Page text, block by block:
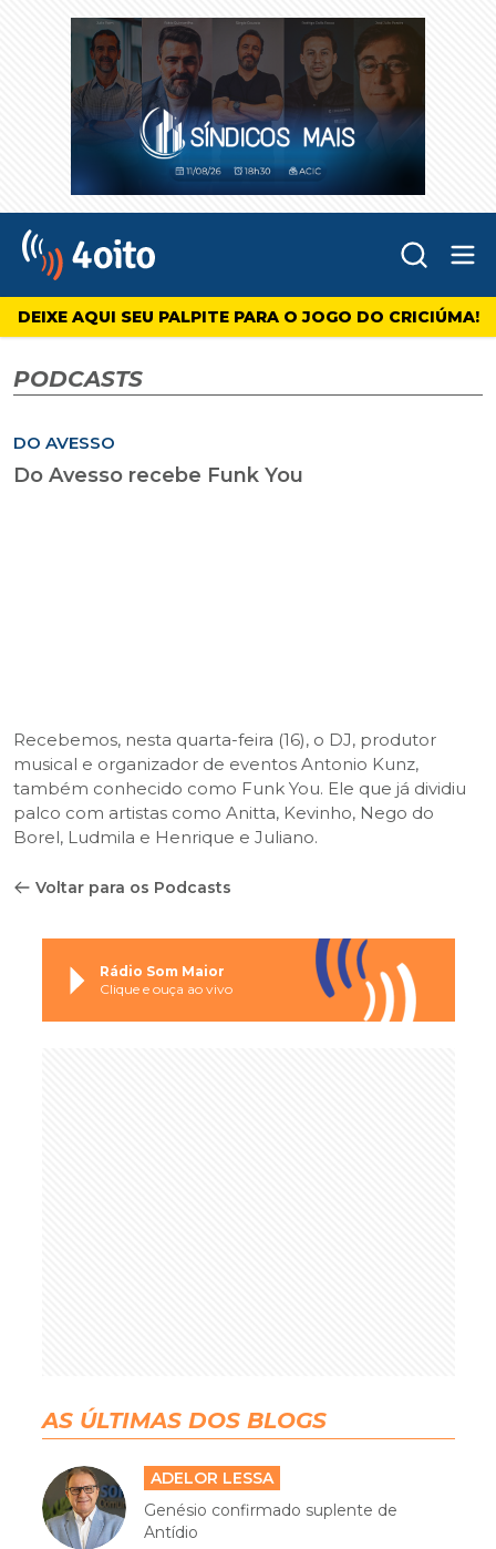
4oito
DEIXE AQUI SEU PALPITE PARA O JOGO DO CRICIÚMA!
PODCASTS
DO AVESSO
Do Avesso recebe Funk You
Recebemos, nesta quarta-feira (16), o DJ, produtor
musical e organizador de eventos Antonio Kunz,
também conhecido como Funk You. Ele que já dividiu
palco com artistas como Anitta, Kevinho, Nego do
Borel, Ludmila e Henrique e Juliano.
Voltar para os Podcasts
Rádio Som Maior
Clique e ouça ao vivo
AS ÚLTIMAS DOS BLOGS
ADELOR LESSA
Genésio confirmado suplente de
Antídio